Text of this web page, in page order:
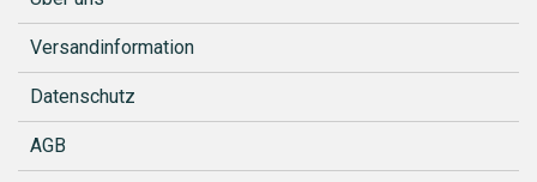
Versandinformation
Datenschutz
AGB